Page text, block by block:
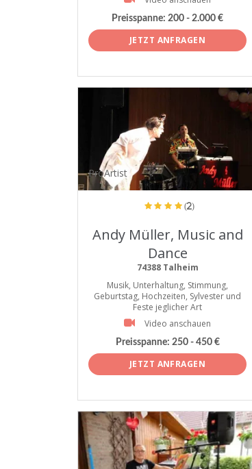
Preisspanne: 200 - 2.000 €
JETZT ANFRAGEN
ProArtist
(2)
Andy Müller, Music and
Dance
74388 Talheim
Musik, Unterhaltung, Stimmung,
Geburtstag, Hochzeiten, Sylvester und
Feste jeglicher Art
Video anschauen
Preisspanne: 250 - 450 €
JETZT ANFRAGEN